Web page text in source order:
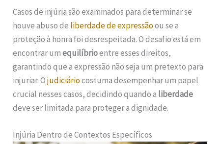
Casos de injúria são examinados para determinar se
houve abuso de liberdade de expressãoou se a
proteção à honra foi desrespeitada. O desafio está em
encontrar umequilíbrioentre esses direitos,
garantindo que a expressão não seja um pretexto para
injuriar. Ojudiciáriocostuma desempenhar um papel
crucial nesses casos, decidindo quando a liberdade
deve ser limitada para proteger a dignidade.
Injúria Dentro de Contextos Específicos